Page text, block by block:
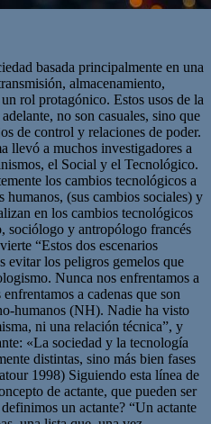
basada principalmente en una
almacenamiento,
rol protagónico. Estos usos de la
no son casuales, sino que
de control y relaciones de poder.
llevó a muchos investigadores a
el Social y el Tecnológico.
los cambios tecnológicos a
humanos, (sus cambios sociales) y
en los cambios tecnológicos
sociólogo y antropólogo francés
“Estos dos escenarios
evitar los peligros gemelos que
Nunca nos enfrentamos a
a cadenas que son
humanos (NH). Nadie ha visto
ni una relación téc­nica”, y
«La sociedad y la tecnología
distintas, sino más bien fases
1998) Siguiendo esta línea de
de actante, que pueden ser
un actante? “Un actante